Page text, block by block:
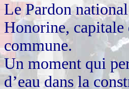
Le Pardon
Honorine, capitale
commune.
Un moment qui
d’eau dans la